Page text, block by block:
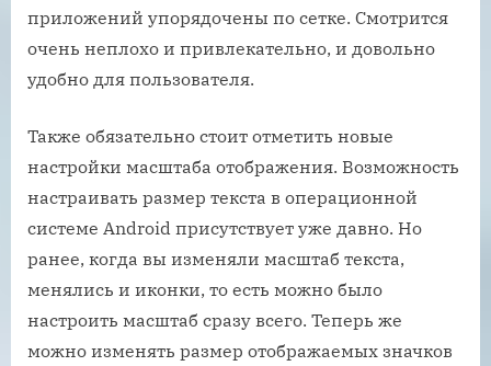
приложений упорядочены по сетке. Смотрится
очень неплохо и привлекательно, и довольно
удобно для пользователя.
Также обязательно стоит отметить новые
настройки масштаба отображения. Возможность
настраивать размер текста в операционной
системе Android присутствует уже давно. Но
ранее, когда вы изменяли масштаб текста,
менялись и иконки, то есть можно было
настроить масштаб сразу всего. Теперь же
можно изменять размер отображаемых значков